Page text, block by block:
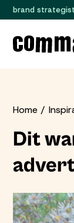
brand
Home
Dit